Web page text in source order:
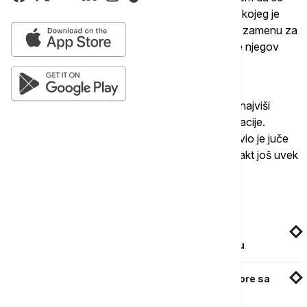
ponovo uspostavi nuklearni sporazum, u okviru kojeg je
Iran pristao da obuzda svoj nuklearni program u zamenu za
ukidanje međunarodnih sankcija koje su smanjile njegov
Razgovori su pauzirani 28. januara pošto su se najviši
pregovarači vratili u svoje prestonice na konsultacije.
Specijalni izaslanik SAD za Iran Robert Meli izjavio je juče
da će se uskoro vratiti u Beč, insistirajući da bi pakt još uvek
nuklearnom sporazumu moraju da se ubrzaju
Visoki zvaničnik SAD napustio tim za pregovore sa